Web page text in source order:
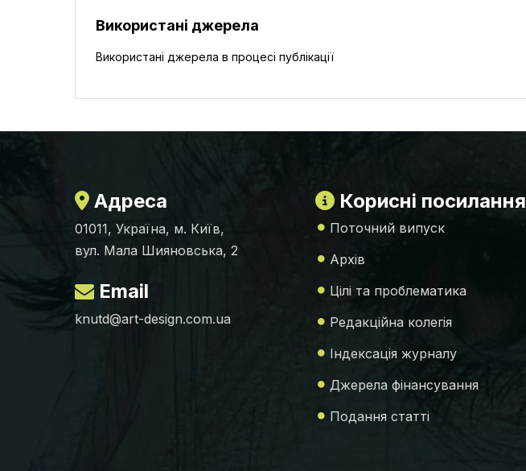
Використані джерела
Використані джерела в процесі публікації
Адреса
01011, Україна, м. Київ,
вул. Мала Шияновська, 2
Email
knutd@art-design.com.ua
Корисні посилання
Поточний випуск
Архів
Цілі та проблематика
Редакційна колегія
Індексація журналу
Джерела фінансування
Подання статті